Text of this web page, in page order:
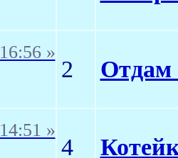
16:56 »
2 Отдам
14:51 »
4